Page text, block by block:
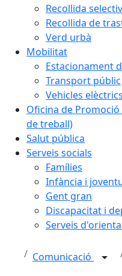
Recollida
Recollida de
Verd urbà
Mobilitat
Estacionament
Transport públic
Vehicles elèctrics
Oficina de
de treball)
Salut pública
Serveis socials
Famílies
Infància i
Gent gran
Discapacitat i
Serveis
Comunicació